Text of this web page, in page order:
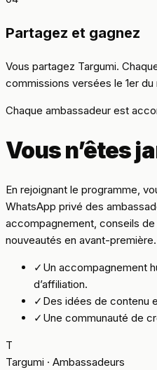
Partagez et gagnez
Vous partagez Targumi.
commissions versées le 1er du
Chaque ambassadeur est
Vous n’êtes
En rejoignant le programme,
WhatsApp privé des
accompagnement, conseils
nouveautés en avant-première.
✓ Un accompagnement
d’affiliation.
✓ Des idées de contenu
✓ Une communauté de
T
Targumi · Ambassadeurs